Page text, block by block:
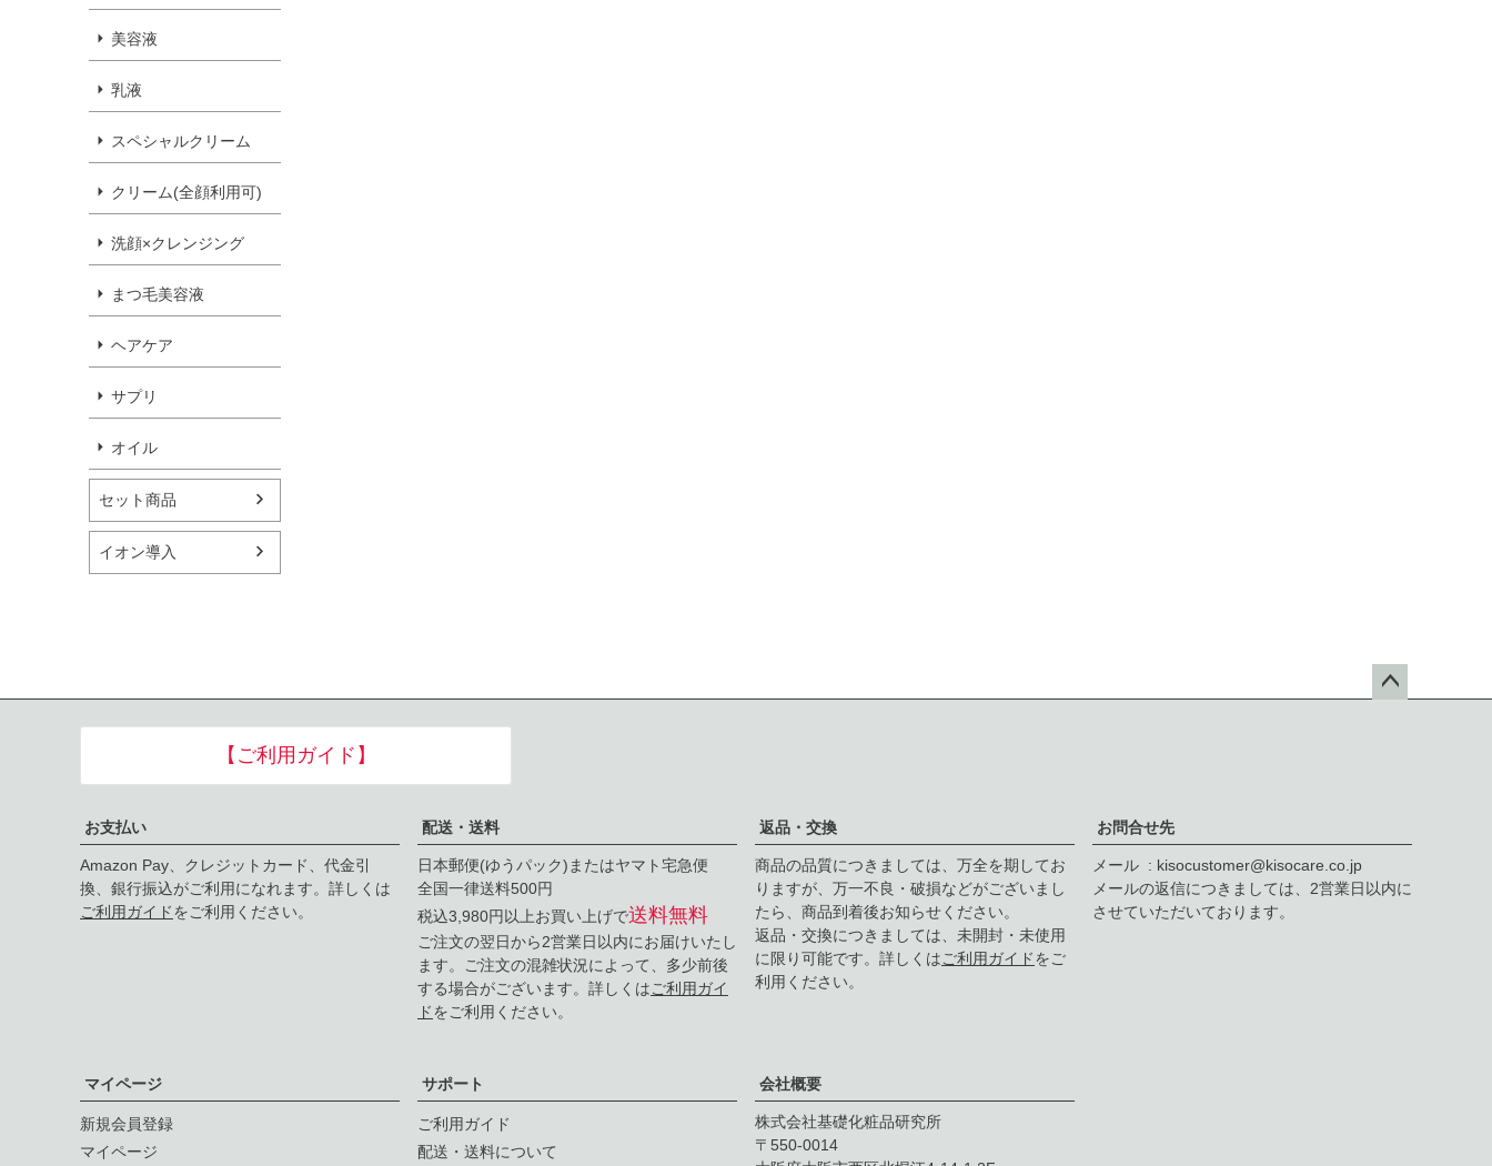
美容液
乳液
スペシャルクリーム
クリーム(全顔利用可)
洗顔×クレンジング
まつ毛美容液
ヘアケア
サプリ
オイル
セット商品
イオン導入
【ご利用ガイド】
お支払い
Amazon Pay、クレジットカード、代金引
換、銀行振込がご利用になれます。詳しくは
ご利用ガイドをご利用ください。
配送・送料
日本郵便(ゆうパック)またはヤマト宅急便
全国一律送料500円
税込3,980円以上お買い上げで送料無料
ご注文の翌日から2営業日以内にお届けいたし
ます。ご注文の混雑状況によって、多少前後
する場合がございます。詳しくはご利用ガイ
ドをご利用ください。
返品・交換
商品の品質につきましては、万全を期してお
りますが、万一不良・破損などがございまし
たら、商品到着後お知らせください。
返品・交換につきましては、未開封・未使用
に限り可能です。詳しくはご利用ガイドをご
利用ください。
お問合せ先
メール
kisocustomer@kisocare.co.jp
メールの返信につきましては、2営業日以内に
させていただいております。
マイページ
新規会員登録
マイページ
サポート
ご利用ガイド
配送・送料について
会社概要
株式会社基礎化粧品研究所
550-0014